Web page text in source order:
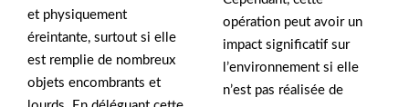
et physiquement
éreintante, surtout si elle
est remplie de nombreux
objets encombrants et
opération peut avoir un
impact significatif sur
l’environnement si elle
n’est pas réalisée de